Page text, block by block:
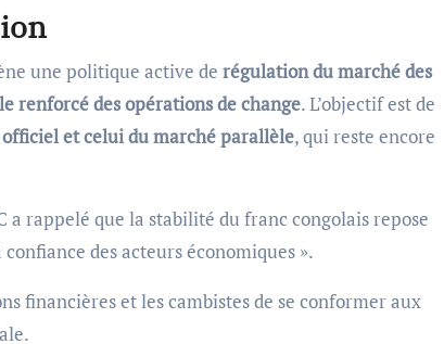
une politique active de régulation du marché des
renforcé des opérations de change. L’objectif est de
et celui du marché parallèle, qui reste encore
a rappelé que la stabilité du franc congolais repose
des acteurs économiques ».
financières et les cambistes de se conformer aux